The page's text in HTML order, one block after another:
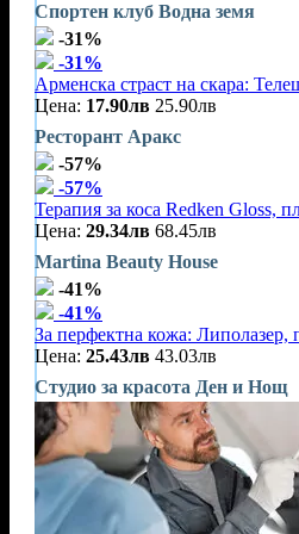
Спортен клуб Водна земя
-31%
-31%
Арменска страст на скара:
Цена: 17.90лв 25.90лв
Ресторант Аракс
-57%
-57%
Терапия за коса Redken Gloss,
Цена: 29.34лв 68.45лв
Martina Beauty House
-41%
-41%
За перфектна кожа:
Цена: 25.43лв 43.03лв
Студио за красота Ден и Нощ